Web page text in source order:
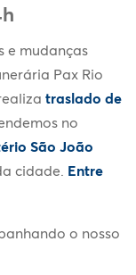
e mudanças
Pax Rio
traslado de
no
São João
cidade. Entre
o nosso